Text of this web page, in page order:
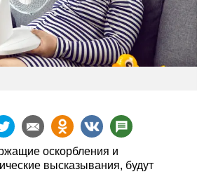
оскорбления и
высказывания, будут